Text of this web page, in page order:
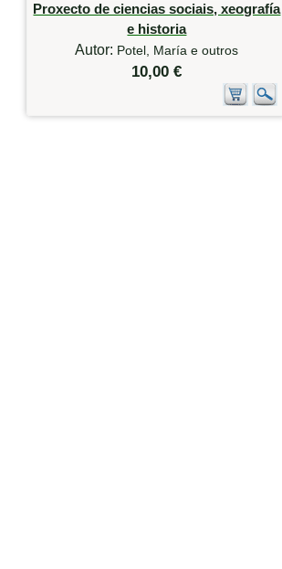
Proxecto de ciencias sociais, xeografía
e historia
Autor: Potel, María e outros
10,00 €